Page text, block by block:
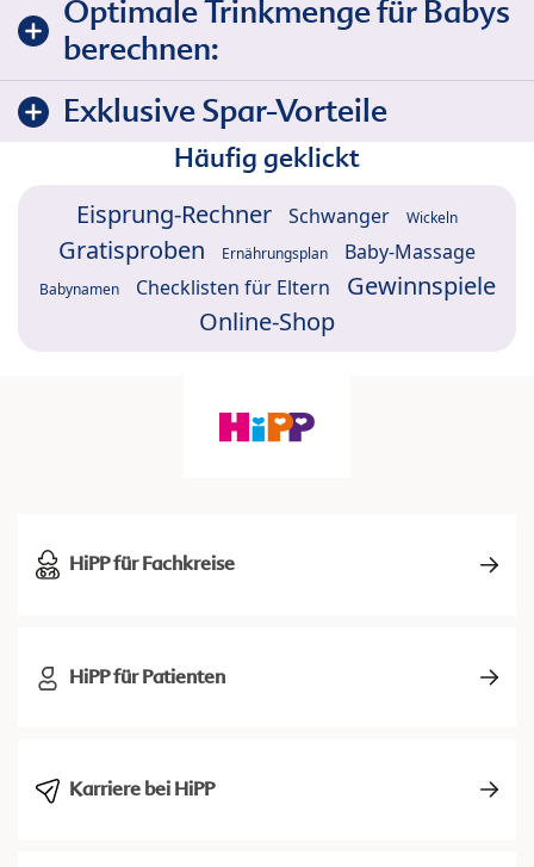
Optimale Trinkmenge für Babys
berechnen:
Exklusive Spar-Vorteile
Häufig geklickt
Eisprung-Rechner Schwanger Wickeln
Gratisproben Ernährungsplan Baby-Massage
Babynamen Checklisten für Eltern
Gewinnspiele
Online-Shop
HiPP für Fachkreise
HiPP für Patienten
Karriere bei HiPP